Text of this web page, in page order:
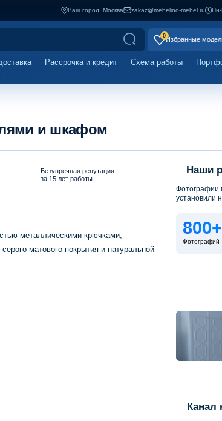
Ваш город: Москва zakaz@mebelino-mebel.ru
0
Избранные
Рассрочка и кредит Схема работы
и шкафом
Безупречная репутация
за 15 лет работы
металлическими крючками,
матового покрытия и натуральной
Наши
Фотографии
установили
800+
Фотографий
Канал